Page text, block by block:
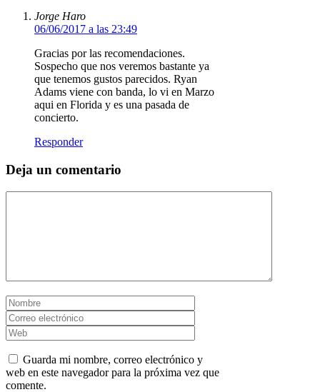
Jorge Haro
06/06/2017 a las 23:49
Gracias por las recomendaciones.
Sospecho que nos veremos bastante ya
que tenemos gustos parecidos. Ryan
Adams viene con banda, lo vi en Marzo
aqui en Florida y es una pasada de
concierto.
Responder
Deja un comentario
Nombre
electrónico
Guarda mi nombre, correo electrónico y
web en este navegador para la próxima vez que
comente.